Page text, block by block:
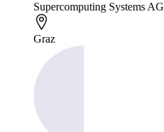
Supercomputing Systems AG
Graz